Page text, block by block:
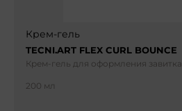
Крем-гель
TECNI.ART FLEX CURL BOUNCE
Крем-гель для оформления завитка
200 мл